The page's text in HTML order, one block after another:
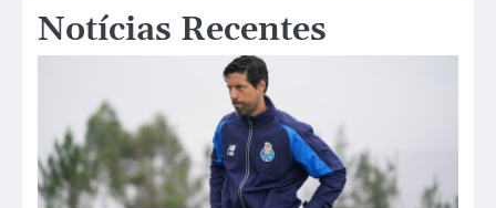
Notícias Recentes